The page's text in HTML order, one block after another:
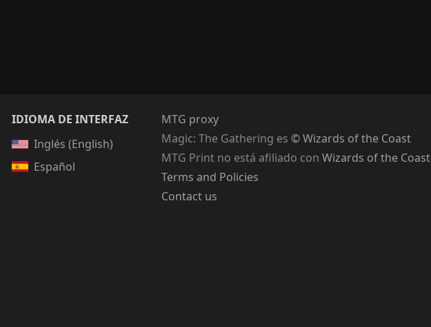
IDIOMA DE INTERFAZ
Inglés (English)
Español
MTG proxy
Magic: The Gathering es © Wizards of the Coast
MTG Print no está afiliado con Wizards of the Coast
Terms and Policies
Contact us